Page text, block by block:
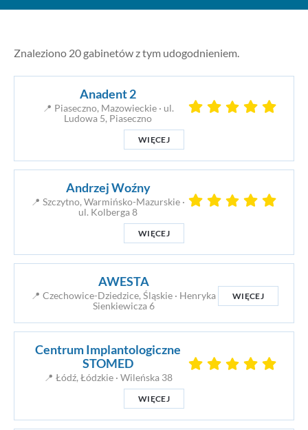
Znaleziono 20 gabinetów z tym udogodnieniem.
Anadent 2
📍 Piaseczno, Mazowieckie · ul.
Ludowa 5, Piaseczno
WIĘCEJ
Andrzej Woźny
📍 Szczytno, Warmińsko-Mazurskie ·
ul. Kolberga 8
WIĘCEJ
AWESTA
📍 Czechowice-Dziedzice, Śląskie · Henryka
Sienkiewicza 6
WIĘCEJ
Centrum Implantologiczne
STOMED
📍 Łódź, Łódzkie · Wileńska 38
WIĘCEJ